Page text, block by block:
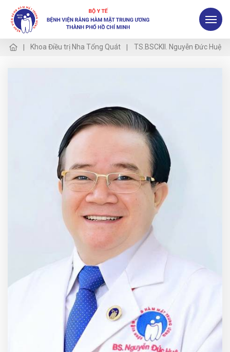
Khoa Điều trị Nha Tổng Quát TS.BSCKII. Nguyễn Đức Huệ